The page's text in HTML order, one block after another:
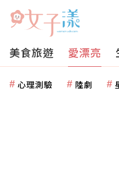
美食旅遊 愛漂亮
心理測驗 陸劇